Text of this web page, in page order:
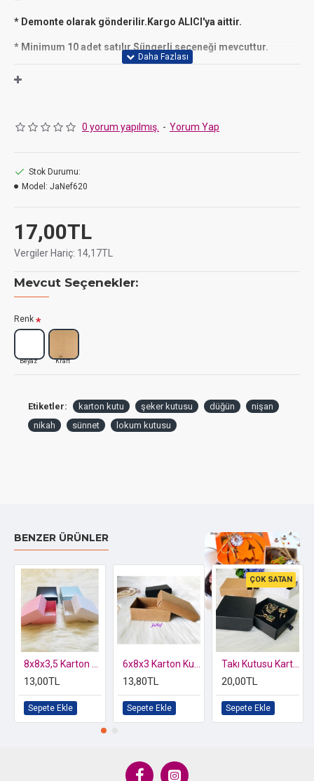
* Demonte olarak gönderilir.Kargo ALICI'ya aittir.
* Minimum 10 adet satılır.Süngerli seçeneği mevcuttur.
kraft kağıt malzeme kullanılarak imal edilmiştir
aksesuarlarınız için kullanabilirsiniz
0 yorum yapılmış. - Yorum Yap
17,00TL
Vergiler Hariç: 14,17TL
Stok Durumu:
Model: JaNef620
Mevcut Seçenekler:
Renk
Beyaz Kraft
Etiketler: karton kutu şeker kutusu düğün
nişan
nikah
sünnet lokum kutusu
BENZER ÜRÜNLER
13,00TL
Sepete Ekle
13,80TL
Sepete Ekle
ÇOK SATAN
20,00TL
Sepete Ekle
Özel kutusunda 2 li Kelebek Biblo